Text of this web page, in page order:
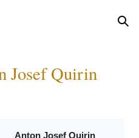
Josef Quirin
Anton Josef Quirin